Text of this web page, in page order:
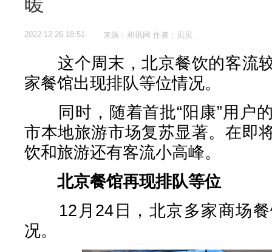
2022-12-26 18:51 来源：和讯网 作者：贝贝
这个周末，北京餐饮的客流
家餐馆出现排队等位情况。
同时，随着首批“阳康”用户
市本地旅游市场复苏显著。在即
饮和旅游还有客流小高峰。
北京餐馆再现排队等位
12月24日，北京多家商场餐
况。